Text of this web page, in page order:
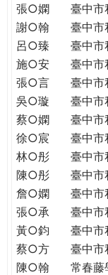
張○嫻
臺中市
謝○翰
臺中市
呂○臻
臺中市
施○安
臺中市
張○言
臺中市
吳○璇
臺中市
蔡○嫻
臺中市
徐○宸
臺中市
林○彤
臺中市
陳○彤
臺中市
詹○嫻
臺中市
張○承
臺中市
黃○鈞
臺中市
蔡○方
臺中市
陳○翰
常春藤